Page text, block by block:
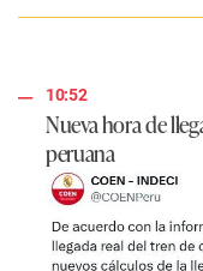
10:52
Nueva hora de
peruana